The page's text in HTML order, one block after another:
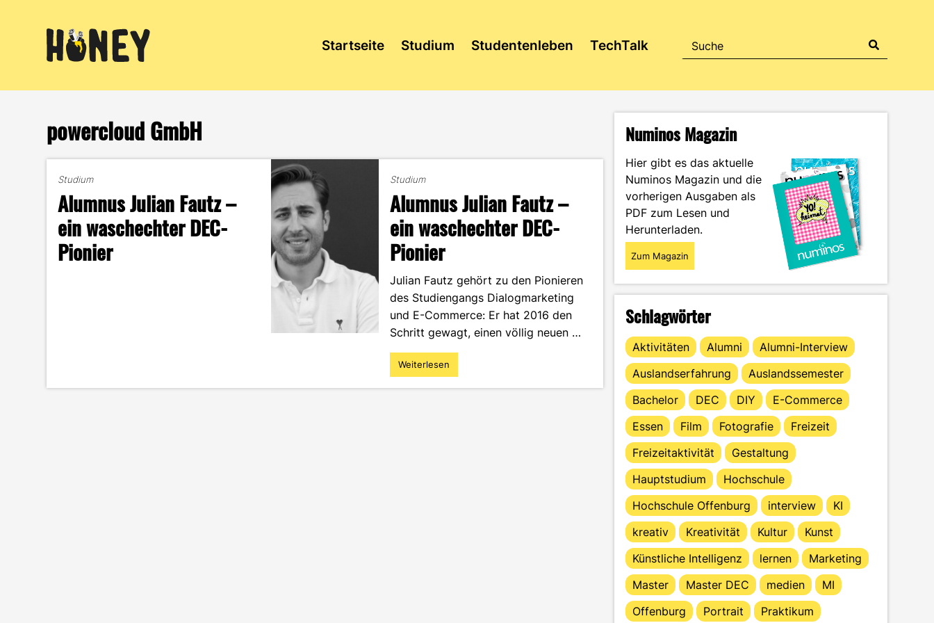
Startseite Studium Studentenleben TechTalk
powercloud GmbH
Studium
Alumnus Julian Fautz –
ein waschechter DEC-
Pionier
Studium
Alumnus Julian Fautz –
ein waschechter DEC-
Pionier
Julian Fautz gehört zu den Pionieren
des Studiengangs Dialogmarketing
und E-Commerce: Er hat 2016 den
Schritt gewagt, einen völlig neuen …
"Alumnus
Julian
Weiterlesen
Numinos Magazin
Hier gibt es das aktuelle
Numinos Magazin und die
vorherigen Ausgaben als
PDF zum Lesen und
Herunterladen.
Zum Magazin
Schlagwörter
Aktivitäten Alumni
Alumni-Interview
Auslandserfahrung
Auslandssemester
Bachelor
DEC DIY
E-Commerce
Essen
Film Fotografie
Freizeit
Freizeitaktivität
Gestaltung
Hauptstudium
Hochschule
Hochschule Offenburg
interview
KI
kreativ
Kreativität Kultur
Kunst
Künstliche Intelligenz
lernen
Marketing
Master
Master DEC medien
MI
Offenburg
Portrait
Praktikum